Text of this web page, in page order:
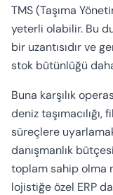
TMS (Taşıma
yeterli olabilir. Bu
bir uzantısıdır ve
stok bütünlüğü
Buna karşılık
deniz taşımacılığı,
süreçlere
danışmanlık
toplam sahip olma
lojistiğe özel ERP